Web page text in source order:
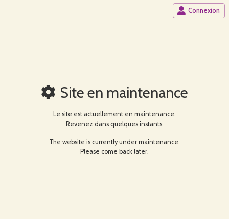
Connexion
Site en maintenance
Le site est actuellement en maintenance.
Revenez dans quelques instants.
The website is currently under maintenance.
Please come back later.